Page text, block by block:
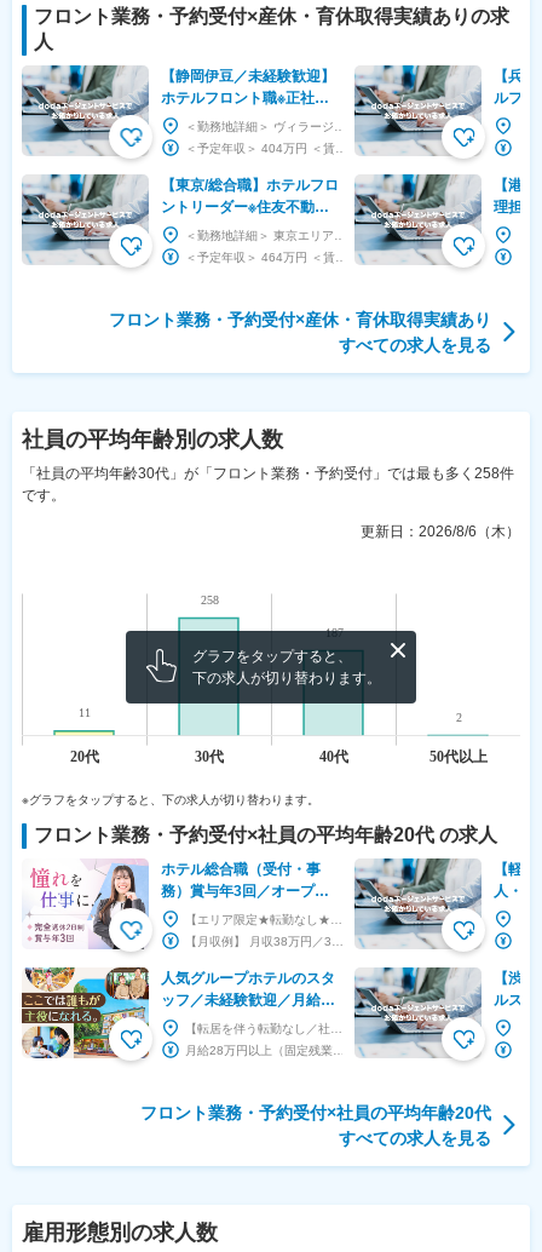
フロント業務・予約受付×産休・育休取得実績ありの求
人
【静岡伊豆／未経験歓迎】
ホテルフロント職※正社員
採用／安定の住友不動産G
／英語・中国語活かしたい
【東京/総合職】ホテルフロ
ントリーダー※住友不動産G
の安定基盤／幅広いキャリ
アパス
【兵
ルフロ
淡路
第二新
【港
理担
／顧
迎！老
フロント業務・予約受付×産休・育休取得実績あり
すべての求人を見る
社員の平均年齢別の求人数
「社員の平均年齢30代」が「フロント業務・予約受付」では最も多く258件
です。
更新日： 2026/8/6（木）
グラフをタップすると、
下の求人が切り替わります。
※グラフをタップすると、下の求人が切り替わります。
フロント業務・予約受付×社員の平均年齢20代の求人
ホテル総合職（受付・事
務）賞与年3回／オープニ
ング／dths
人気グループホテルのスタ
ッフ／未経験歓迎／月給28
万円以上
【軽
人・ゼ
／宿
業アワ
【渋
ルスタ
休125
土曜日
フロント業務・予約受付×社員の平均年齢20代
すべての求人を見る
雇用形態別の求人数